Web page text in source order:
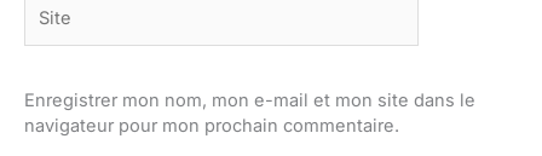
Enregistrer mon nom, mon e-mail et mon site dans le
navigateur pour mon prochain commentaire.